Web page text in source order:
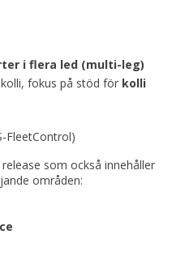
i flera led (multi-leg)
fokus på stöd för kolli
FleetControl)
som också innehåller
områden: